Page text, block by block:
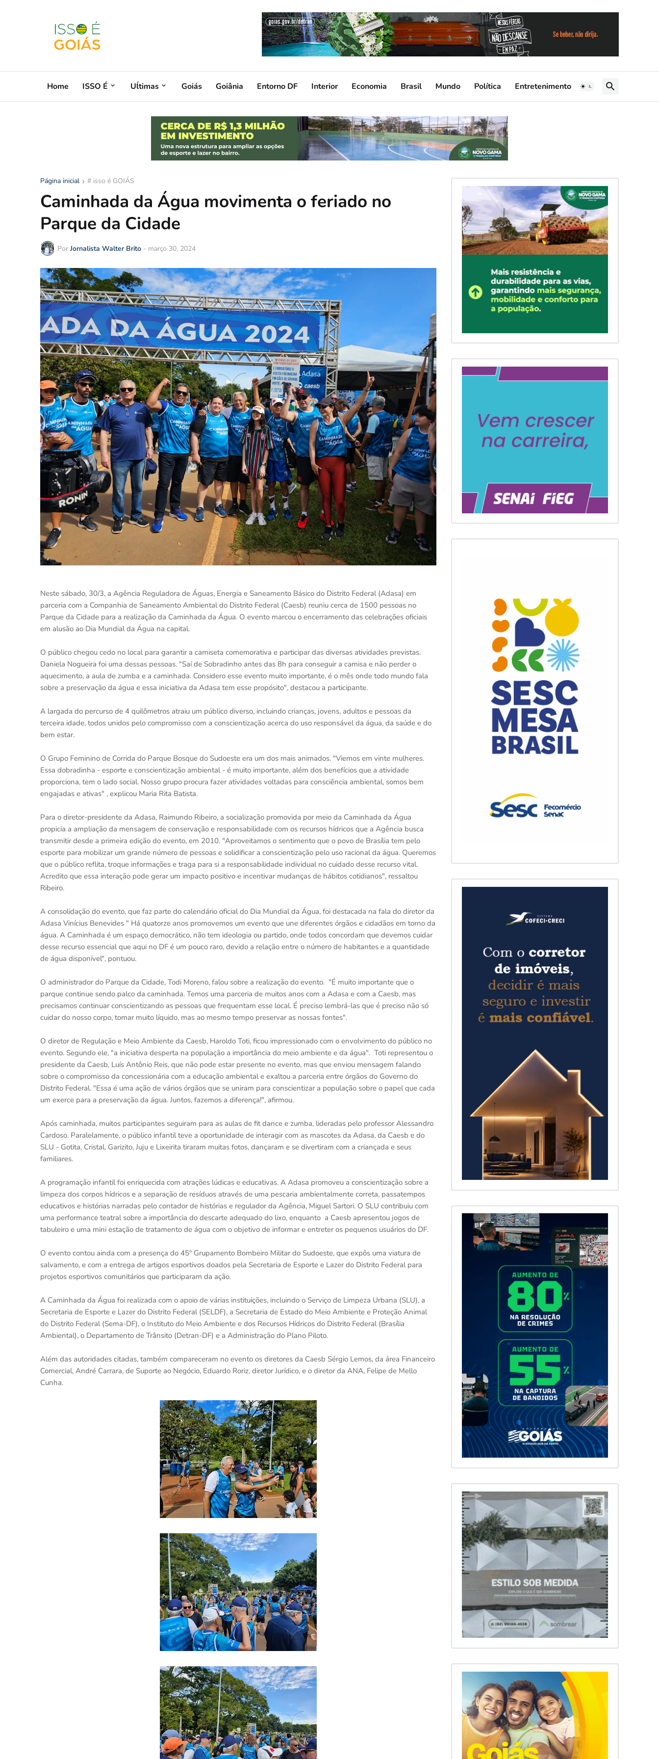
Home ISSO É Uĺtimas Goiás Goiânia Entorno DF Interior Economia Brasil Mundo Política Entretenimento
Página inicial # isso é GOIÁS
Caminhada da Água movimenta o feriado no
Parque da Cidade
Por Jornalista Walter Brito - março 30, 2024
Neste sábado, 30/3, a Agência Reguladora de Águas, Energia e Saneamento Básico do Distrito Federal (Adasa) em
parceria com a Companhia de Saneamento Ambiental do Distrito Federal (Caesb) reuniu cerca de 1500 pessoas no
Parque da Cidade para a realização da Caminhada da Água. O evento marcou o encerramento das celebrações oficiais
em alusão ao Dia Mundial da Água na capital.
O público chegou cedo no local para garantir a camiseta comemorativa e participar das diversas atividades previstas.
Daniela Nogueira foi uma dessas pessoas. "Saí de Sobradinho antes das 8h para conseguir a camisa e não perder o
aquecimento, a aula de zumba e a caminhada. Considero esse evento muito importante, é o mês onde todo mundo fala
sobre a preservação da água e essa iniciativa da Adasa tem esse propósito", destacou a participante.
A largada do percurso de 4 quilômetros atraiu um público diverso, incluindo crianças, jovens, adultos e pessoas da
terceira idade, todos unidos pelo compromisso com a conscientização acerca do uso responsável da água, da saúde e do
bem estar.
O Grupo Feminino de Corrida do Parque Bosque do Sudoeste era um dos mais animados. "Viemos em vinte mulheres.
Essa dobradinha - esporte e conscientização ambiental - é muito importante, além dos benefícios que a atividade
proporciona, tem o lado social. Nosso grupo procura fazer atividades voltadas para consciência ambiental, somos bem
engajadas e ativas" , explicou Maria Rita Batista.
Para o diretor-presidente da Adasa, Raimundo Ribeiro, a socialização promovida por meio da Caminhada da Água
propicia a ampliação da mensagem de conservação e responsabilidade com os recursos hídricos que a Agência busca
transmitir desde a primeira edição do evento, em 2010. "Aproveitamos o sentimento que o povo de Brasília tem pelo
esporte para mobilizar um grande número de pessoas e solidificar a conscientização pelo uso racional da água. Queremos
que o público reflita, troque informações e traga para si a responsabilidade individual no cuidado desse recurso vital.
Acredito que essa interação pode gerar um impacto positivo e incentivar mudanças de hábitos cotidianos", ressaltou
Ribeiro.
A consolidação do evento, que faz parte do calendário oficial do Dia Mundial da Água, foi destacada na fala do diretor da
Adasa Vinícius Benevides " Há quatorze anos promovemos um evento que une diferentes órgãos e cidadãos em torno da
água. A Caminhada é um espaço democrático, não tem ideologia ou partido, onde todos concordam que devemos cuidar
desse recurso essencial que aqui no DF é um pouco raro, devido a relação entre o número de habitantes e a quantidade
de água disponível", pontuou.
O administrador do Parque da Cidade, Todi Moreno, falou sobre a realização do evento. "É muito importante que o
parque continue sendo palco da caminhada. Temos uma parceria de muitos anos com a Adasa e com a Caesb, mas
precisamos continuar conscientizando as pessoas que frequentam esse local. É preciso lembrá-las que é preciso não só
cuidar do nosso corpo, tomar muito líquido, mas ao mesmo tempo preservar as nossas fontes".
O diretor de Regulação e Meio Ambiente da Caesb, Haroldo Toti, ficou impressionado com o envolvimento do público no
evento. Segundo ele, "a iniciativa desperta na população a importância do meio ambiente e da água". Toti representou o
presidente da Caesb, Luís Antônio Reis, que não pode estar presente no evento, mas que enviou mensagem falando
sobre o compromisso da concessionária com a educação ambiental e exaltou a parceria entre órgãos do Governo do
Distrito Federal. "Essa é uma ação de vários órgãos que se uniram para conscientizar a população sobre o papel que cada
um exerce para a preservação da água. Juntos, fazemos a diferença!", afirmou.
Após caminhada, muitos participantes seguiram para as aulas de fit dance e zumba, lideradas pelo professor Alessandro
Cardoso. Paralelamente, o público infantil teve a oportunidade de interagir com as mascotes da Adasa, da Caesb e do
SLU - Gotita, Cristal, Garizito, Juju e Lixeirita tiraram muitas fotos, dançaram e se divertiram com a criançada e seus
familiares.
A programação infantil foi enriquecida com atrações lúdicas e educativas. A Adasa promoveu a conscientização sobre a
limpeza dos corpos hídricos e a separação de resíduos através de uma pescaria ambientalmente correta, passatempos
educativos e histórias narradas pelo contador de histórias e regulador da Agência, Miguel Sartori. O SLU contribuiu com
uma performance teatral sobre a importância do descarte adequado do lixo, enquanto a Caesb apresentou jogos de
tabuleiro e uma mini estação de tratamento de água com o objetivo de informar e entreter os pequenos usuários do DF.
O evento contou ainda com a presença do 45º Grupamento Bombeiro Militar do Sudoeste, que expôs uma viatura de
salvamento, e com a entrega de artigos esportivos doados pela Secretaria de Esporte e Lazer do Distrito Federal para
projetos esportivos comunitários que participaram da ação.
A Caminhada da Água foi realizada com o apoio de várias instituições, incluindo o Serviço de Limpeza Urbana (SLU), a
Secretaria de Esporte e Lazer do Distrito Federal (SELDF), a Secretaria de Estado do Meio Ambiente e Proteção Animal
do Distrito Federal (Sema-DF), o Instituto do Meio Ambiente e dos Recursos Hídricos do Distrito Federal (Brasília
Ambiental), o Departamento de Trânsito (Detran-DF) e a Administração do Plano Piloto.
Além das autoridades citadas, também compareceram no evento os diretores da Caesb Sérgio Lemos, da área Financeiro
Comercial, André Carrara, de Suporte ao Negócio, Eduardo Roriz, diretor Jurídico, e o diretor da ANA, Felipe de Mello
Cunha.